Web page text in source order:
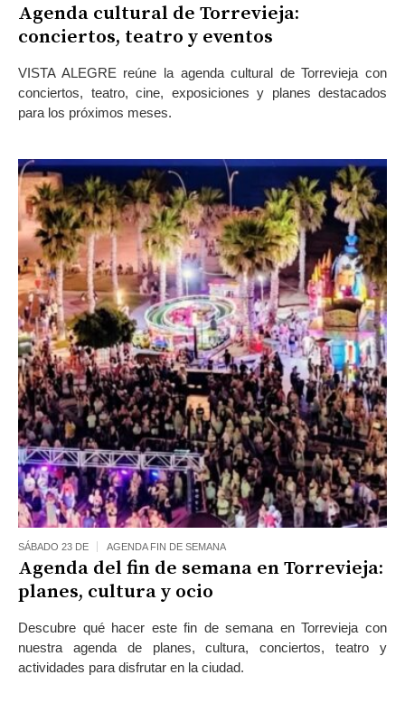
Agenda cultural de Torrevieja:
conciertos, teatro y eventos
VISTA ALEGRE reúne la agenda cultural de Torrevieja con
conciertos, teatro, cine, exposiciones y planes destacados
para los próximos meses.
SÁBADO 23 DE AGENDA FIN DE SEMANA
Agenda del fin de semana en Torrevieja:
planes, cultura y ocio
Descubre qué hacer este fin de semana en Torrevieja con
nuestra agenda de planes, cultura, conciertos, teatro y
actividades para disfrutar en la ciudad.